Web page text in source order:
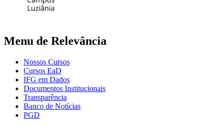
Menu de Relevância
Nossos Cursos
Cursos EaD
IFG em Dados
Documentos Institucionais
Transparência
Banco de Notícias
PGD